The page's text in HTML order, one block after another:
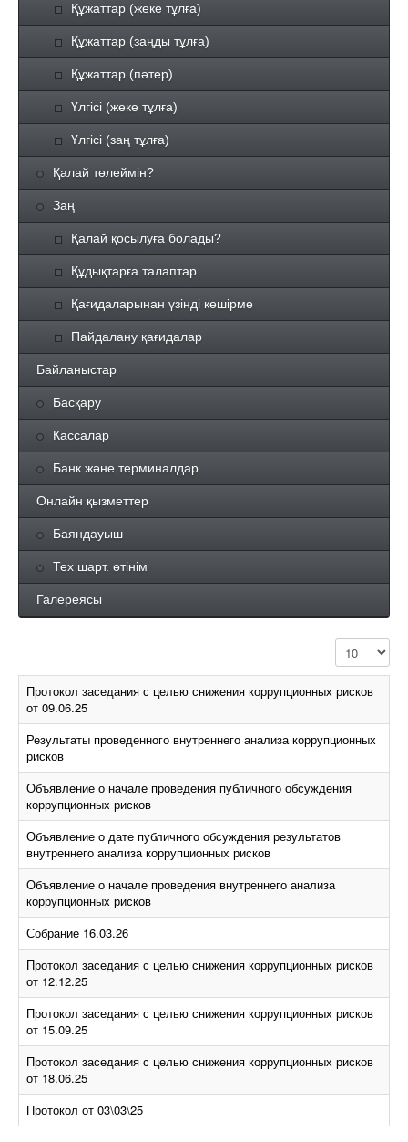
Құжаттар (жеке тұлға)
Құжаттар (заңды тұлға)
Құжаттар (пәтер)
Үлгісі (жеке тұлға)
Үлгісі (заң тұлға)
Қалай төлеймін?
Заң
Қалай қосылуға болады?
Құдықтарға талаптар
Қағидаларынан үзінді көшірме
Пайдалану қағидалар
Байланыстар
Басқару
Кассалар
Банк және терминалдар
Онлайн қызметтер
Баяндауыш
Тех шарт. өтінім
Галереясы
Жолдар
Протокол заседания с целью снижения коррупционных рисков
от 09.06.25
Результаты проведенного внутреннего анализа коррупционных
рисков
Объявление о начале проведения публичного обсуждения
коррупционных рисков
Объявление о дате публичного обсуждения результатов
внутреннего анализа коррупционных рисков
Объявление о начале проведения внутреннего анализа
коррупционных рисков
Собрание 16.03.26
Протокол заседания с целью снижения коррупционных рисков
от 12.12.25
Протокол заседания с целью снижения коррупционных рисков
от 15.09.25
Протокол заседания с целью снижения коррупционных рисков
от 18.06.25
Протокол от 03\03\25